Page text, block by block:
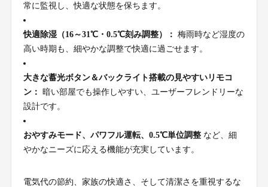
常に監視し、快適な状態を保ちます。
快適除湿（16～31℃・0.5℃刻み調整）： 梅雨時など湿度の
高い時期も、細やかな調整で快適に過ごせます。
大きな蓄光ボタン＆バックライト搭載の見やすいリモコ
ン： 暗い部屋でも操作しやすい、ユーザーフレンドリーな
設計です。
おやすみモード、パワフル運転、0.5℃単位調整など、細
やかなニーズに応える機能が充実しています。
電気代の節約、家族の快適さ、そして清潔さを重視するな